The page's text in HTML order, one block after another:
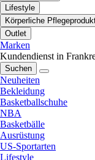
Lifestyle
Körperliche
Outlet
Marken
Kundendienst in
Suchen
Neuheiten
Bekleidung
Basketballschuhe
NBA
Basketbälle
Ausrüstung
US-Sportarten
Lifestyle